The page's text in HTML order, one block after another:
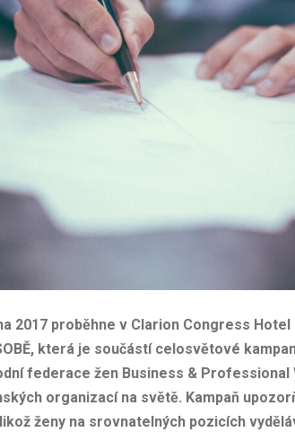
2017 proběhne v Clarion Congress
která je součástí celosvětové
federace žen Business & Professional
organizací na světě. Kampaň
ženy na srovnatelných pozicích